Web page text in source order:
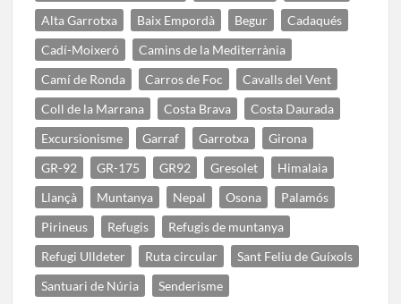
Alta Garrotxa
Baix Empordà Begur
Cadaqués
Cadí-Moixeró
Camins de la Mediterrània
Camí de Ronda
Carros de Foc
Cavalls del Vent
Coll de la Marrana
Costa Brava
Costa Daurada
Excursionisme
Garraf Garrotxa
Girona
GR-92
GR-175 GR92 Gresolet
Himalaia
Llançà
Muntanya Nepal Osona
Palamós
Pirineus
Refugis
Refugis de muntanya
Refugi Ulldeter
Ruta circular
Sant Feliu de Guíxols
Santuari de Núria
Senderisme